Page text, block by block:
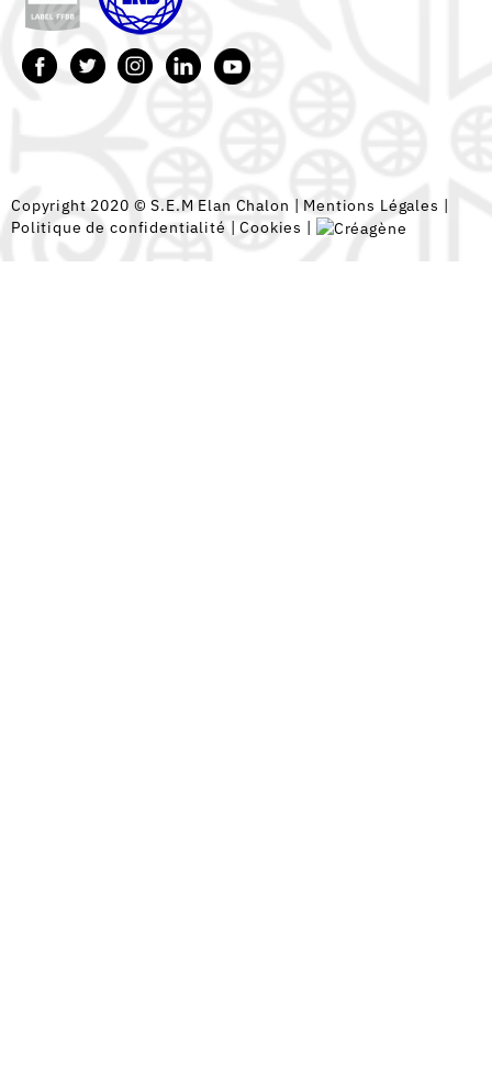
Copyright 2020 © S.E.M Elan Chalon | Mentions Légales |
Politique de confidentialité |Cookies |